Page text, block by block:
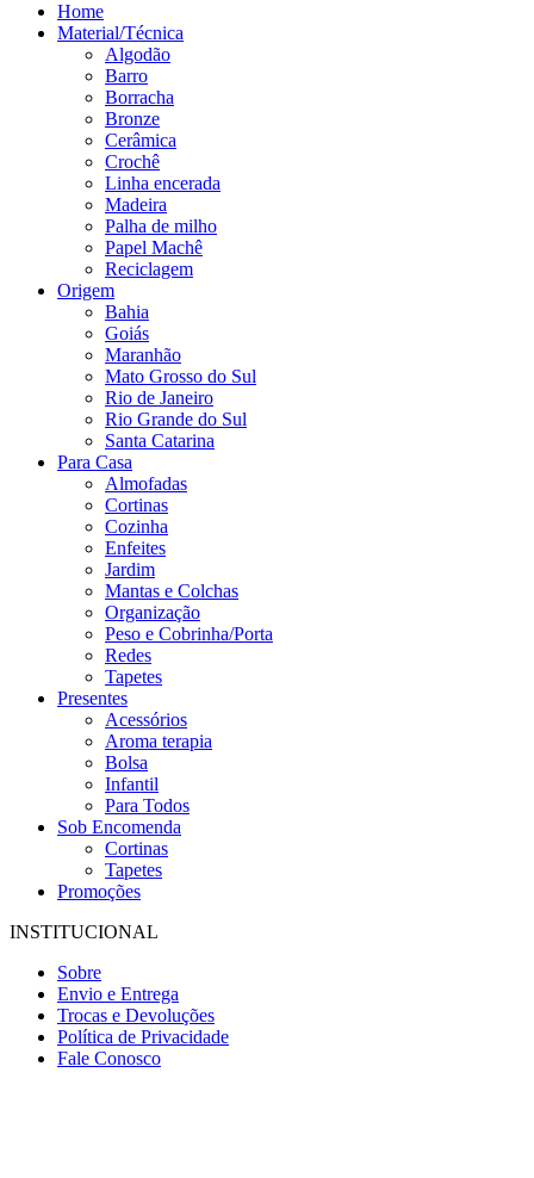
Home
Material/Técnica
Algodão
Barro
Borracha
Bronze
Cerâmica
Crochê
Linha encerada
Madeira
Palha de milho
Papel Machê
Reciclagem
Origem
Bahia
Goiás
Maranhão
Mato Grosso do Sul
Rio de Janeiro
Rio Grande do Sul
Santa Catarina
Para Casa
Almofadas
Cortinas
Cozinha
Enfeites
Jardim
Mantas e Colchas
Organização
Peso e Cobrinha/Porta
Redes
Tapetes
Presentes
Acessórios
Aroma terapia
Bolsa
Infantil
Para Todos
Sob Encomenda
Cortinas
Tapetes
Promoções
INSTITUCIONAL
Sobre
Envio e Entrega
Trocas e Devoluções
Política de Privacidade
Fale Conosco